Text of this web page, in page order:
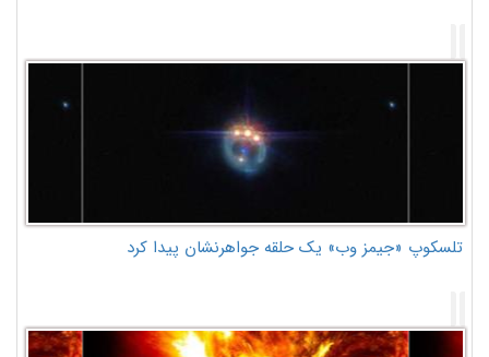
تلسکوپ «جیمز وب» یک حلقه جواهرنشان پیدا کرد